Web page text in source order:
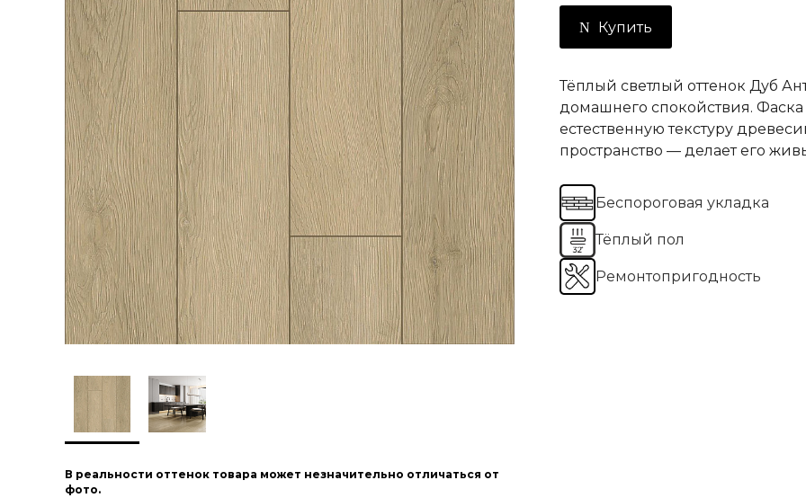
В реальности оттенок товара может незначительно отличаться от
фото.
Купить
Тёплый светлый оттенок Дуб
домашнего спокойствия.
естественную текстуру
пространство — делает его
Беспороговая укладка
Тёплый пол
Ремонтопригодность